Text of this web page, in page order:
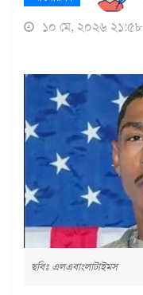
১০ মে, ২০২৬ ২১:৫৮
ছবিঃ এলএবাংলাটাইমস